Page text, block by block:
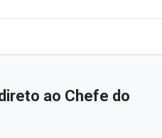
ao Chefe do